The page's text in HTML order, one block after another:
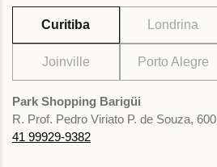
Curitiba Londrina
Joinville Porto Alegre
Park Shopping Barigüi
R. Prof. Pedro Viriato P. de Souza, 600
41 99929-9382